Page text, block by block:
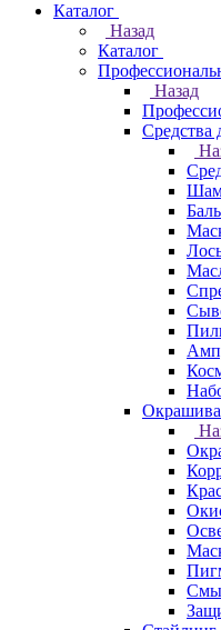
Каталог
Назад
Каталог
Назад
Средства